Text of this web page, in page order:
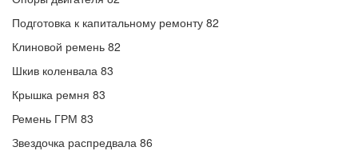
Подготовка к капитальному ремонту 82
Клиновой ремень 82
Шкив коленвала 83
Крышка ремня 83
Ремень ГРМ 83
Звездочка распредвала 86